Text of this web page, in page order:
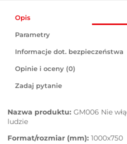
Opis
Parametry
Informacje dot. bezpieczeństwa
Opinie i oceny (0)
Zadaj pytanie
Nazwa produktu: GM006 Nie
ludzie
Format/rozmiar (mm): 1000x750